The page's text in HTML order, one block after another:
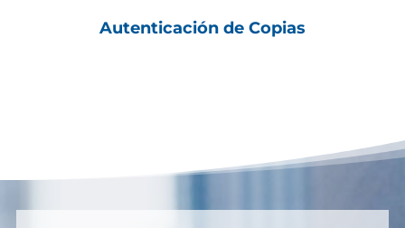
Autenticación de Copias